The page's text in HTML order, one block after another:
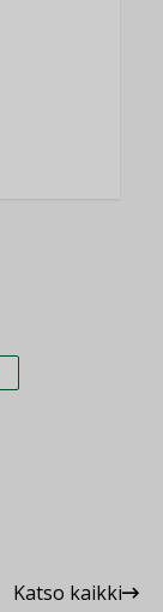
Katso kaikki